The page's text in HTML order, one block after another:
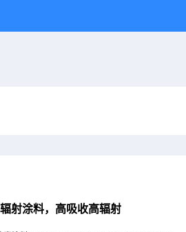
射涂料，高吸收高辐射